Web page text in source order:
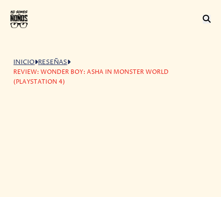
INICIO RESEÑAS
REVIEW: WONDER BOY: ASHA IN MONSTER WORLD
(PLAYSTATION 4)